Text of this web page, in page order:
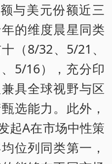
与美元份额近三
的维度晨星同类
（8/32、5/21、
5/16），充分印
具全球视野与区
选能力。此外，
起A在市场中性策
位列同类第一，